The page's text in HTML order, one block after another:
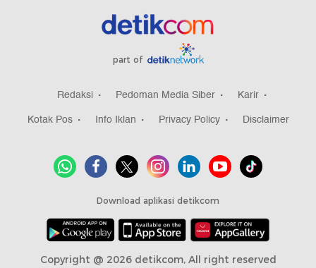
part of
Redaksi Pedoman Media Siber
Karir
Kotak Pos
Info Iklan Privacy Policy Disclaimer
Download aplikasi detikcom
Copyright @ 2026 detikcom, All right reserved